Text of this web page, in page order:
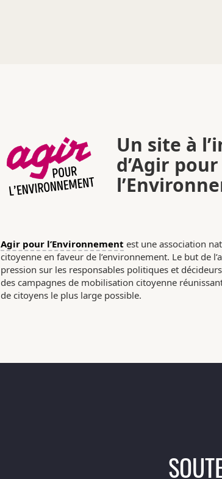
Un site à
d’Agir pour
Agir pour l’Environnement est une association
citoyenne en faveur de l’environnement. Le but de
pression sur les responsables politiques et
des campagnes de mobilisation citoyenne
de citoyens le plus large possible.